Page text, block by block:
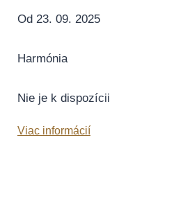
Od 23. 09. 2025
Harmónia
Nie je k dispozícii
Viac informácií